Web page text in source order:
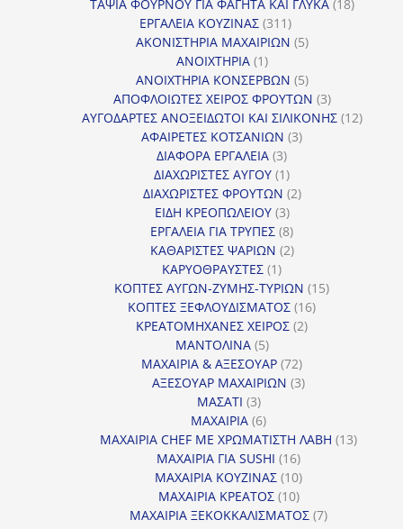
ΤΑΨΙΑ ΦΟΥΡΝΟΥ ΓΙΑ ΦΑΓΗΤΑ ΚΑΙ ΓΛΥΚΑ 18
ΕΡΓΑΛΕΙΑ ΚΟΥΖΙΝΑΣ 311311
προϊόντα
ΑΚΟΝΙΣΤΗΡΙΑ ΜΑΧΑΙΡΙΩΝ 55
ΑΝΟΙΧΤΗΡΙΑ 11
προϊόν
ΑΝΟΙΧΤΗΡΙΑ ΚΟΝΣΕΡΒΩΝ 55
προϊόντα
ΑΠΟΦΛΟΙΩΤΕΣ ΧΕΙΡΟΣ ΦΡΟΥΤΩΝ 33
προϊόντα
ΑΥΓΟΔΑΡΤΕΣ ΑΝΟΞΕΙΔΩΤΟΙ ΚΑΙ ΣΙΛΙΚΟΝΗΣ 1212
ΑΦΑΙΡΕΤΕΣ ΚΟΤΣΑΝΙΩΝ 33
ΔΙΑΦΟΡΑ ΕΡΓΑΛΕΙΑ 33
προϊόντα
ΔΙΑΧΩΡΙΣΤΕΣ ΑΥΓΟΥ 11
προϊόν
ΔΙΑΧΩΡΙΣΤΕΣ ΦΡΟΥΤΩΝ 22
ΕΙΔΗ ΚΡΕΟΠΩΛΕΙΟΥ 33
προϊόντα
ΕΡΓΑΛΕΙΑ ΓΙΑ ΤΡΥΠΕΣ 88
προϊόντα
ΚΑΘΑΡΙΣΤΕΣ ΨΑΡΙΩΝ 22
ΚΑΡΥΟΘΡΑΥΣΤΕΣ 11
προϊόν
ΚΟΠΤΕΣ ΑΥΓΩΝ-ΖΥΜΗΣ-ΤΥΡΙΩΝ 1515
ΚΟΠΤΕΣ ΞΕΦΛΟΥΔΙΣΜΑΤΟΣ 1616
ΚΡΕΑΤΟΜΗΧΑΝΕΣ ΧΕΙΡΟΣ 22
ΜΑΝΤΟΛΙΝΑ 55
προϊόντα
ΜΑΧΑΙΡΙΑ & ΑΞΕΣΟΥΑΡ 7272
προϊόντα
ΑΞΕΣΟΥΑΡ ΜΑΧΑΙΡΙΩΝ 33
ΜΑΣΑΤΙ 33
προϊόντα
ΜΑΧΑΙΡΙΑ 66
προϊόντα
ΜΑΧΑΙΡΙΑ CHEF ΜΕ ΧΡΩΜΑΤΙΣΤΗ ΛΑΒΗ 1313
ΜΑΧΑΙΡΙΑ ΓΙΑ SUSHI 1616
προϊόντα
ΜΑΧΑΙΡΙΑ ΚΟΥΖΙΝΑΣ 1010
προϊόντα
ΜΑΧΑΙΡΙΑ ΚΡΕΑΤΟΣ 1010
προϊόντα
ΜΑΧΑΙΡΙΑ ΞΕΚΟΚΚΑΛΙΣΜΑΤΟΣ 77